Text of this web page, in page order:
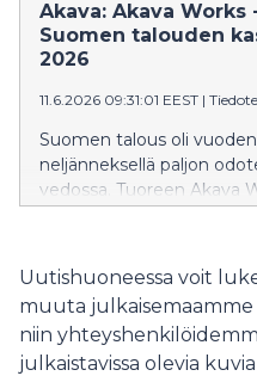
Akava: Akava
Suomen talouden
2026
11.6.2026 09:31:01 EEST | Tiedote
Suomen talous oli
neljänneksellä paljon
vedossa. Tuoreen Akava
kohentua aikaisintaan
Uutishuoneessa voit
muuta julkaisemaamme
niin
julkaistavissa olevia